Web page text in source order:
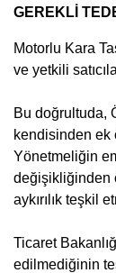
GEREKLİ
Motorlu Kara
ve yetkili
Bu doğrultuda,
kendisinden ek
Yönetmeliğin
değişikliğinden
aykırılık teşkil
Ticaret
edilmediğinin